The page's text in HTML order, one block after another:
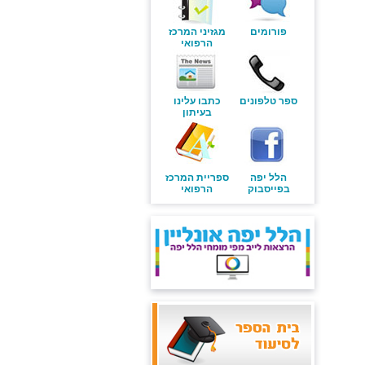
פורומים
מגזיני המרכז
הרפואי
ספר טלפונים
כתבו עלינו
בעיתון
הלל יפה
בפייסבוק
ספריית המרכז
הרפואי